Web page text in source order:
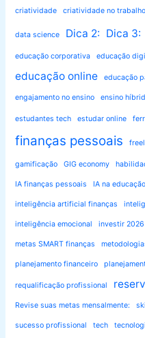
criatividade criatividade no trabalho
data science Dica 2: Dica 3:
educação corporativa educação
educação online educação
engajamento no ensino ensino
estudantes tech estudar online
finanças pessoais
gamificação GIG economy
IA finanças pessoais IA na educação
inteligência artificial finanças
inteligência emocional investir 2026
metas SMART finanças
planejamento financeiro
requalificação profissional
Revise suas metas mensalmente:
sucesso profissional tech